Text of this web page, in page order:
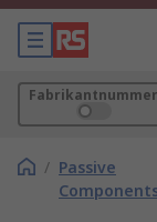
Fabrikantnummer
/ Passive